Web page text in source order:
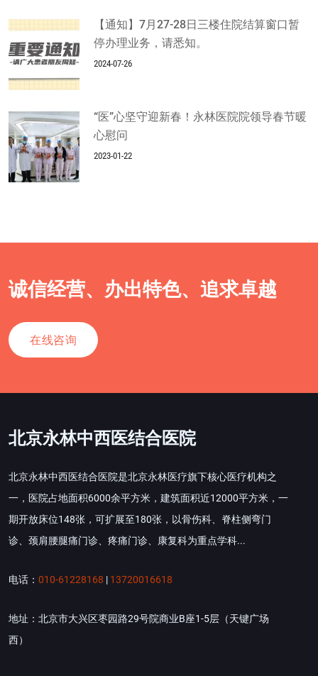
【通知】7月27-28日三楼住院结算窗口暂
停办理业务，请悉知。
2024-07-26
“医”心坚守迎新春！永林医院院领导春节暖
心慰问
2023-01-22
诚信经营、办出特色、追求卓越
在线咨询
北京永林中西医结合医院
北京永林中西医结合医院是北京永林医疗旗下核心医疗机构之
一，医院占地面积6000余平方米，建筑面积近12000平方米，一
期开放床位148张，可扩展至180张，以骨伤科、脊柱侧弯门
诊、颈肩腰腿痛门诊、疼痛门诊、康复科为重点学科...
电话： 010-61228168 | 13720016618
地址：北京市大兴区枣园路29号院商业B座1-5层（天键广场
西）